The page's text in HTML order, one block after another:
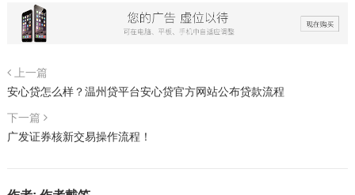
上一篇
安心贷怎么样？温州贷平台安心贷官方网站公布贷款流程
下一篇
广发证券核新交易操作流程！